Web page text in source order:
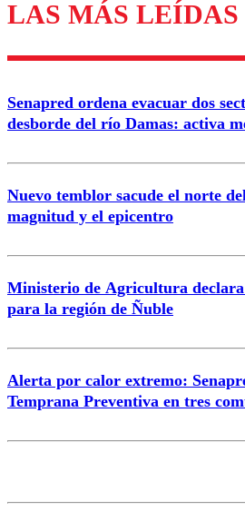
Los comentarios son moderados
diálogo
Nombre
Correo
LAS MÁS LEÍDAS
Senapred ordena evacuar dos
desborde del río Damas: activa
Nuevo temblor sacude el norte
magnitud y el epicentro
Ministerio de Agricultura
para la región de Ñuble
Alerta por calor extremo:
Temprana Preventiva en tres